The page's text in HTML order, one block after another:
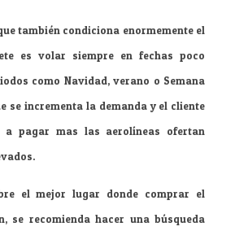
también condiciona enormemente el
es volar siempre en fechas poco
como Navidad, verano o Semana
se incrementa la demanda y el cliente
a pagar mas las aerolíneas ofertan
el mejor lugar donde comprar el
se recomienda hacer una búsqueda